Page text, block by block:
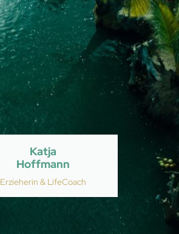
Katja
Hoffmann
Erzieherin & LifeCoach